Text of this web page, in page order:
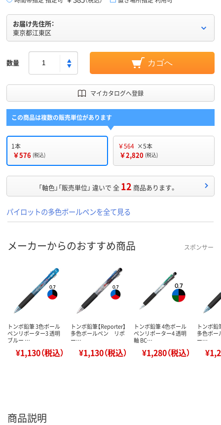
お届け先住所：
東京都江東区
数量 カゴへ
マイカタログへ登録
この商品は複数の販売単位があります
1本
￥576 (税込)
￥564 ×5本
￥2,820 (税込)
「軸色」「販売単位」 違いで 全 12 商品あります。
パイロットの多色ボールペンを全て見る
メーカーからのおすすめ商品 スポンサー
トンボ鉛筆 3色ボール
ペンリポーター3 透明
ブルー …
¥1,130（税込）
トンボ鉛筆【Reporter】
多色ボールペン リポ
ー…
¥1,130（税込）
トンボ鉛筆 4色ボール
ペンリポーター4 透明
軸 BC…
¥1,280（税込）
トンボ鉛
多色ボ
ー…
商品説明